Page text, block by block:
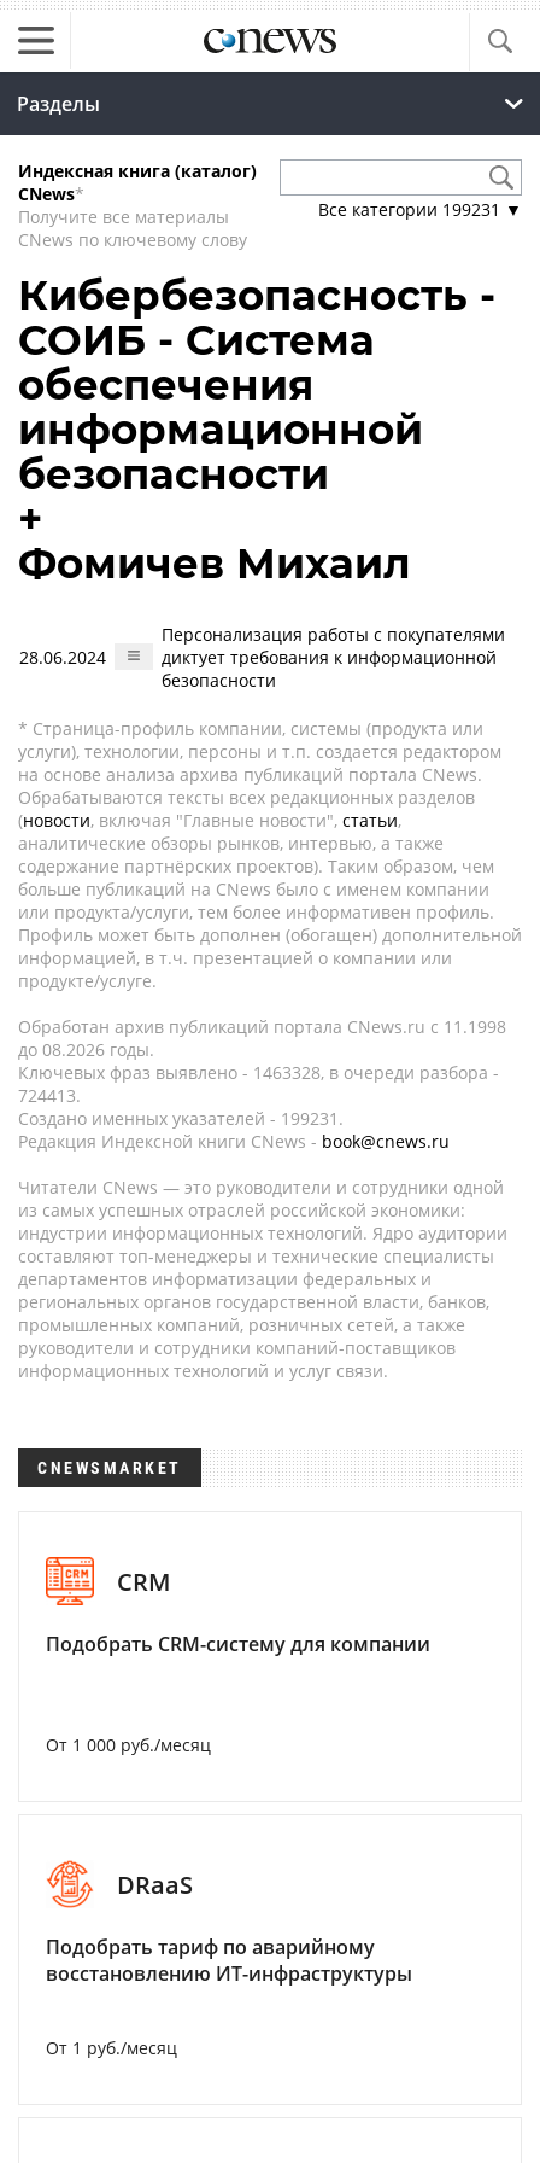
Разделы
Индексная книга (каталог)
CNews*
Получите все материалы
CNews по ключевому слову
Все категории 199231 ▼
Кибербезопасность -
СОИБ - Система
обеспечения
информационной
безопасности
+
Фомичев Михаил
28.06.2024
Персонализация работы с покупателями
диктует требования к информационной
безопасности
* Страница-профиль компании, системы (продукта или
услуги), технологии, персоны и т.п. создается редактором
на основе анализа архива публикаций портала CNews.
Обрабатываются тексты всех редакционных разделов
(новости, включая "Главные новости", статьи,
аналитические обзоры рынков, интервью, а также
содержание партнёрских проектов). Таким образом, чем
больше публикаций на CNews было с именем компании
или продукта/услуги, тем более информативен профиль.
Профиль может быть дополнен (обогащен) дополнительной
информацией, в т.ч. презентацией о компании или
продукте/услуге.
Обработан архив публикаций портала CNews.ru c 11.1998
до 08.2026 годы.
Ключевых фраз выявлено - 1463328, в очереди разбора -
724413.
Создано именных указателей - 199231.
Редакция Индексной книги CNews - book@cnews.ru
Читатели CNews — это руководители и сотрудники одной
из самых успешных отраслей российской экономики:
индустрии информационных технологий. Ядро аудитории
составляют топ-менеджеры и технические специалисты
департаментов информатизации федеральных и
региональных органов государственной власти, банков,
промышленных компаний, розничных сетей, а также
руководители и сотрудники компаний-поставщиков
информационных технологий и услуг связи.
CNEWSMARKET
CRM
Подобрать CRM-систему для компании
От 1 000 руб./месяц
DRaaS
Подобрать тариф по аварийному
восстановлению ИТ-инфраструктуры
От 1 руб./месяц